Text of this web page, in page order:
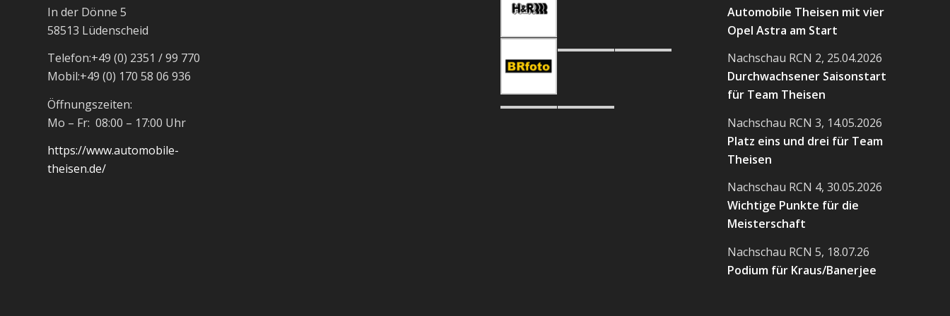
In der Dönne 5
58513 Lüdenscheid
Telefon:+49 (0) 2351 / 99 770
Mobil:+49 (0) 170 58 06 936
Öffnungszeiten:
Mo – Fr: 08:00 – 17:00 Uhr
https://www.automobile-
theisen.de/
Automobile Theisen mit vier
Opel Astra am Start
Nachschau RCN 2, 25.04.2026
Durchwachsener Saisonstart
für Team Theisen
Nachschau RCN 3, 14.05.2026
Platz eins und drei für Team
Theisen
Nachschau RCN 4, 30.05.2026
Wichtige Punkte für die
Meisterschaft
Nachschau RCN 5, 18.07.26
Podium für Kraus/Banerjee